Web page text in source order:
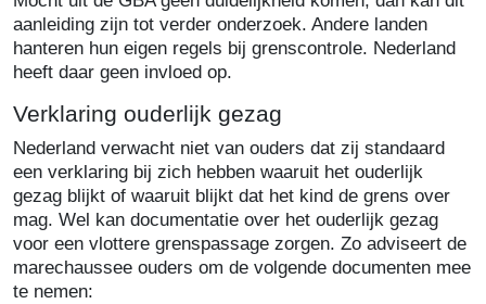
aanleiding zijn tot verder onderzoek. Andere landen
hanteren hun eigen regels bij grenscontrole. Nederland
heeft daar geen invloed op.
Verklaring ouderlijk gezag
Nederland verwacht niet van ouders dat zij standaard
een verklaring bij zich hebben waaruit het ouderlijk
gezag blijkt of waaruit blijkt dat het kind de grens over
mag. Wel kan documentatie over het ouderlijk gezag
voor een vlottere grenspassage zorgen. Zo adviseert de
marechaussee ouders om de volgende documenten mee
te nemen: